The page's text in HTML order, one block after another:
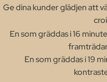
Ge dina kunder glädjen att
En som gräddas i 16
En som gräddas i 19